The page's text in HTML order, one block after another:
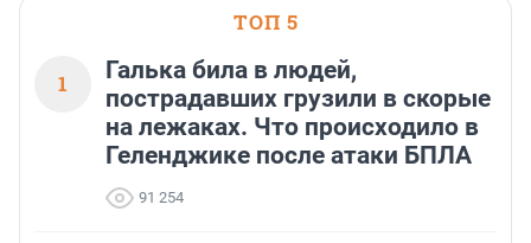
ТОП 5
1
Галька била в людей,
пострадавших грузили в скорые
на лежаках. Что происходило в
Геленджике после атаки БПЛА
91 254